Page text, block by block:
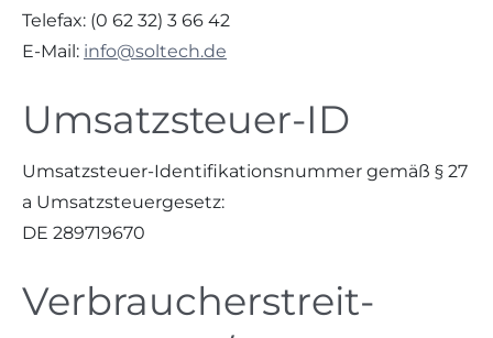
Telefax: (0 62 32) 3 66 42
E-Mail: info@soltech.de
Umsatzsteuer-ID
Umsatzsteuer-Identifikationsnummer gemäß § 27
a Umsatzsteuergesetz:
DE 289719670
Verbraucher­streit­